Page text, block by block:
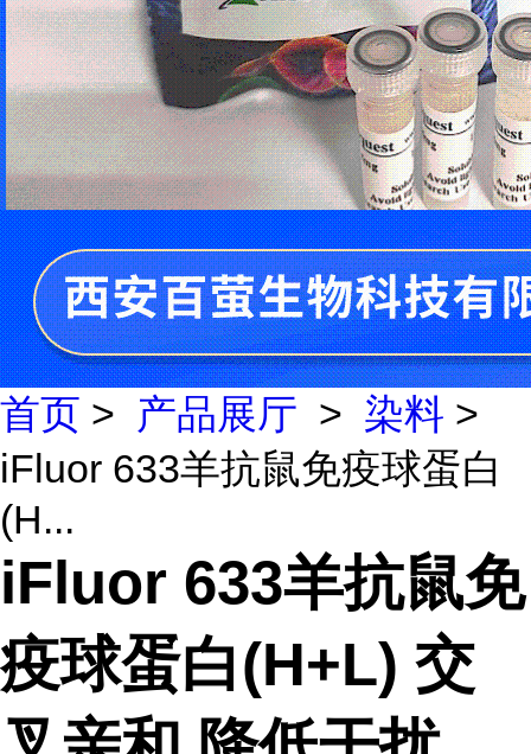
首页 > 产品展厅 > 染料 >
iFluor 633羊抗鼠免疫球蛋白
(H...
iFluor 633羊抗鼠免
疫球蛋白(H+L) 交